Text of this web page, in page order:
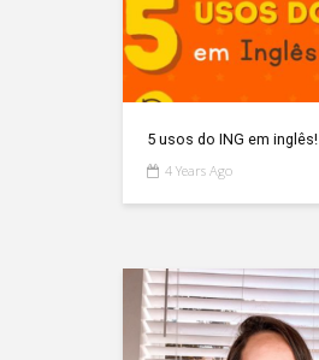
5 usos do ING em inglês!
4 Years Ago